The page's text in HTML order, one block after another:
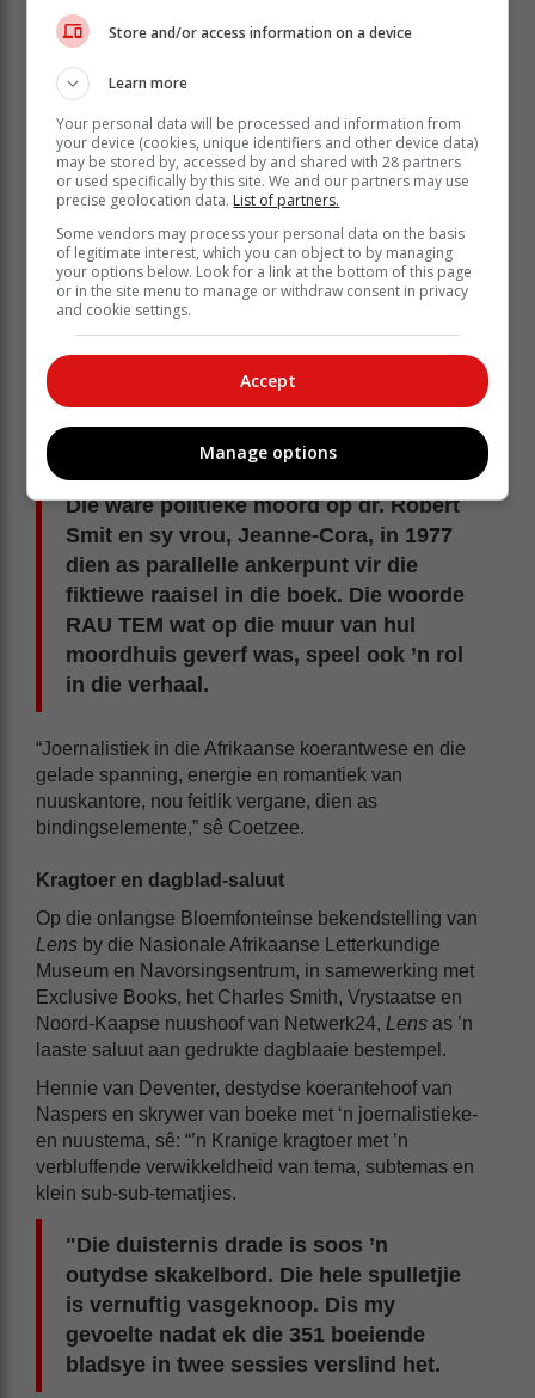
Gert Coetzee met sy roman voor kunstenaar Danie
Marais se skildery van ’n Volksblad-leser.
Fiksie en feite
karakters te ontwikkel, is ’n gans ander oefening as om
oor nuusgebeure verslag te doen,” vertel Coetzee.
Eindelik moes hy ’n hele nuusredaksie skep vir die
fiktiewe dagbladOggendspieël
“Dit is waar die weerbarstigerookie
Meyer, inkom wat opsluit op sy eie die land se grootste
joernalistieke scoop nog wil skryf, maar hom telkens
vasloop.”
Die ware politieke moord op dr. Robert
Smit en sy vrou, Jeanne-Cora, in 1977
dien as parallelle ankerpunt vir die
fiktiewe raaisel in die boek. Die woorde
RAU TEM wat op die muur van hul
moordhuis geverf was, speel ook ’n rol
in die verhaal.
“Joernalistiek in die Afrikaanse koerantwese en die
gelade spanning, energie en romantiek van
nuuskantore, nou feitlik vergane, dien as
bindingselemente,” sê Coetzee.
Kragtoer en dagblad-saluut
Op die onlangse Bloemfonteinse bekendstelling van
Lens by die Nasionale Afrikaanse Letterkundige
Museum en Navorsingsentrum, in samewerking met
Exclusive Books, het Charles Smith, Vrystaatse en
Noord-Kaapse nuushoof van Netwerk24, Lens as ’n
laaste saluut aan gedrukte dagblaaie bestempel.
Hennie van Deventer, destydse koerantehoof van
Naspers en skrywer van boeke met ‘n joernalistieke-
en nuustema, sê: “’n Kranige kragtoer met ’n
verbluffende verwikkeldheid van tema, subtemas en
klein sub-sub-tematjies.
"Die duisternis drade is soos ’n
outydse skakelbord. Die hele spulletjie
is vernuftig vasgeknoop. Dis my
gevoelte nadat ek die 351 boeiende
bladsye in twee sessies verslind het.
Store and/or access information on a device
Learn more
Your personal data will be processed and information from
your device (cookies, unique identifiers and other device data)
may be stored by, accessed by and shared with 28 partners
or used specifically by this site. We and our partners may use
precise geolocation data. List of partners.
Some vendors may process your personal data on the basis
of legitimate interest, which you can object to by managing
your options below. Look for a link at the bottom of this page
or in the site menu to manage or withdraw consent in privacy
and cookie settings.
Accept
Manage options